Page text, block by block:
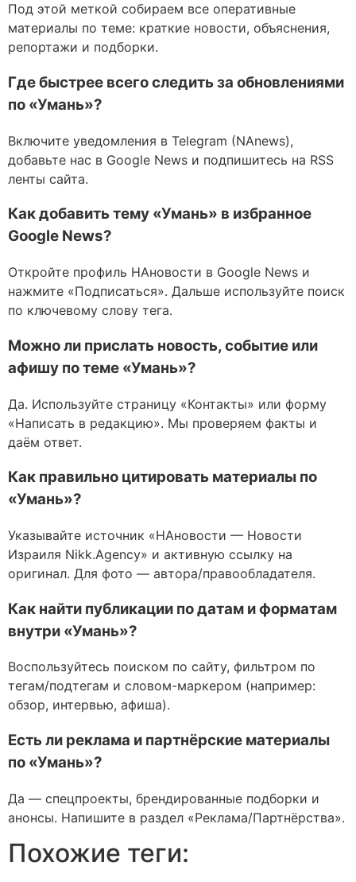
Под этой меткой собираем все оперативные
материалы по теме: краткие новости, объяснения,
репортажи и подборки.
Где быстрее всего следить за обновлениями
по «Умань»?
Включите уведомления в Telegram (NAnews),
добавьте нас в Google News и подпишитесь на RSS
ленты сайта.
Как добавить тему «Умань» в избранное
Google News?
Откройте профиль НАновости в Google News и
нажмите «Подписаться». Дальше используйте поиск
по ключевому слову тега.
Можно ли прислать новость, событие или
афишу по теме «Умань»?
Да. Используйте страницу «Контакты» или форму
«Написать в редакцию». Мы проверяем факты и
даём ответ.
Как правильно цитировать материалы по
«Умань»?
Указывайте источник «НАновости — Новости
Израиля Nikk.Agency» и активную ссылку на
оригинал. Для фото — автора/правообладателя.
Как найти публикации по датам и форматам
внутри «Умань»?
Воспользуйтесь поиском по сайту, фильтром по
тегам/подтегам и словом-маркером (например:
обзор, интервью, афиша).
Есть ли реклама и партнёрские материалы
по «Умань»?
Да — спецпроекты, брендированные подборки и
анонсы. Напишите в раздел «Реклама/Партнёрства».
Похожие теги: